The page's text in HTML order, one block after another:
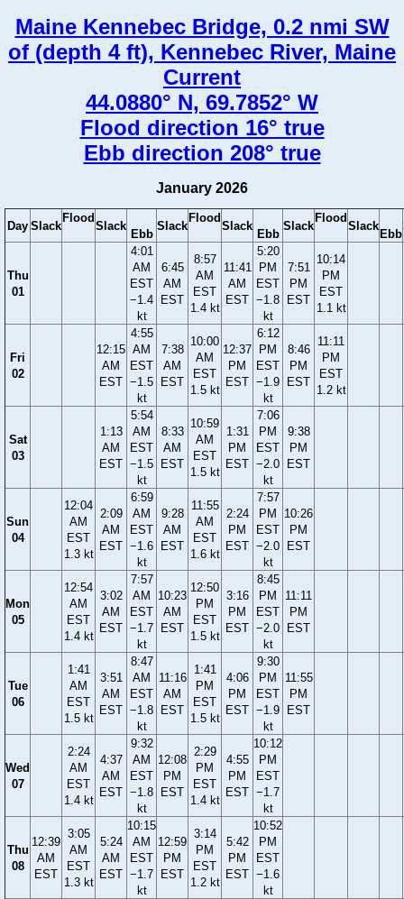
Maine Kennebec Bridge, 0.2 nmi SW
of (depth 4 ft), Kennebec River, Maine
Current
44.0880° N, 69.7852° W
Flood direction 16° true
Ebb direction 208° true
January 2026
Day Slack
Flood
Slack
Ebb
Slack
Flood
Slack
Ebb
Slack
Flood
Slack
Ebb
Thu
01
4:01
AM
EST
−1.4
kt
6:45
AM
EST
8:57
AM
EST
1.4 kt
11:41
AM
EST
5:20
PM
EST
−1.8
kt
7:51
PM
EST
10:14
PM
EST
1.1 kt
Fri
02
12:15
AM
EST
4:55
AM
EST
−1.5
kt
7:38
AM
EST
10:00
AM
EST
1.5 kt
12:37
PM
EST
6:12
PM
EST
−1.9
kt
8:46
PM
EST
11:11
PM
EST
1.2 kt
Sat
03
1:13
AM
EST
5:54
AM
EST
−1.5
kt
8:33
AM
EST
10:59
AM
EST
1.5 kt
1:31
PM
EST
7:06
PM
EST
−2.0
kt
9:38
PM
EST
Sun
04
12:04
AM
EST
1.3 kt
2:09
AM
EST
6:59
AM
EST
−1.6
kt
9:28
AM
EST
11:55
AM
EST
1.6 kt
2:24
PM
EST
7:57
PM
EST
−2.0
kt
10:26
PM
EST
Mon
05
12:54
AM
EST
1.4 kt
3:02
AM
EST
7:57
AM
EST
−1.7
kt
10:23
AM
EST
12:50
PM
EST
1.5 kt
3:16
PM
EST
8:45
PM
EST
−2.0
kt
11:11
PM
EST
Tue
06
1:41
AM
EST
1.5 kt
3:51
AM
EST
8:47
AM
EST
−1.8
kt
11:16
AM
EST
1:41
PM
EST
1.5 kt
4:06
PM
EST
9:30
PM
EST
−1.9
kt
11:55
PM
EST
Wed
07
2:24
AM
EST
1.4 kt
4:37
AM
EST
9:32
AM
EST
−1.8
kt
12:08
PM
EST
2:29
PM
EST
1.4 kt
4:55
PM
EST
10:12
PM
EST
−1.7
kt
Thu
08
12:39
AM
EST
3:05
AM
EST
1.3 kt
5:24
AM
EST
10:15
AM
EST
−1.7
kt
12:59
PM
EST
3:14
PM
EST
1.2 kt
5:42
PM
EST
10:52
PM
EST
−1.6
kt